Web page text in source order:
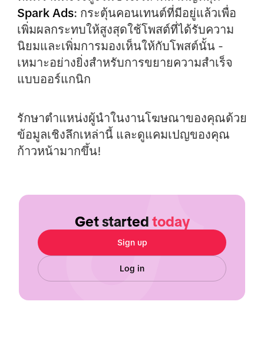
Spark Ads: กระตุ้นคอนเทนต์ที่มีอยู่แล้วเพื่อ
เพิ่มผลกระทบให้สูงสุดใช้โพสต์ที่ได้รับความ
นิยมและเพิ่มการมองเห็นให้กับโพสต์นั้น -
เหมาะอย่างยิ่งสำหรับการขยายความสำเร็จ
แบบออร์แกนิก
รักษาตำแหน่งผู้นำในงานโฆษณาของคุณด้วย
ข้อมูลเชิงลึกเหล่านี้ และดูแคมเปญของคุณ
ก้าวหน้ามากขึ้น!
Get started today
Sign up
Log in